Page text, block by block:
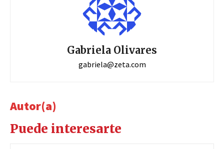
Gabriela Olivares
gabriela@zeta.com
Autor(a)
Puede interesarte